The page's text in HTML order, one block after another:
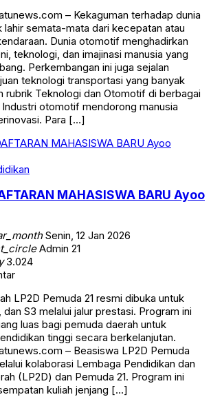
– Kekaguman terhadap dunia
semata-mata dari kecepatan atau
Dunia otomotif menghadirkan
teknologi, dan imajinasi manusia yang
Perkembangan ini juga sejalan
teknologi transportasi yang banyak
rubrik Teknologi dan Otomotif di berbagai
otomotif mendorong manusia
Para […]
MAHASISWA BARU Ayoo
Senin, 12 Jan 2026
Admin 21
3.024
LP2D Pemuda 21 resmi dibuka untuk
dan S3 melalui jalur prestasi. Program ini
luas bagi pemuda daerah untuk
tinggi secara berkelanjutan.
– Beasiswa LP2D Pemuda
kolaborasi Lembaga Pendidikan dan
(LP2D) dan Pemuda 21. Program ini
kuliah jenjang […]